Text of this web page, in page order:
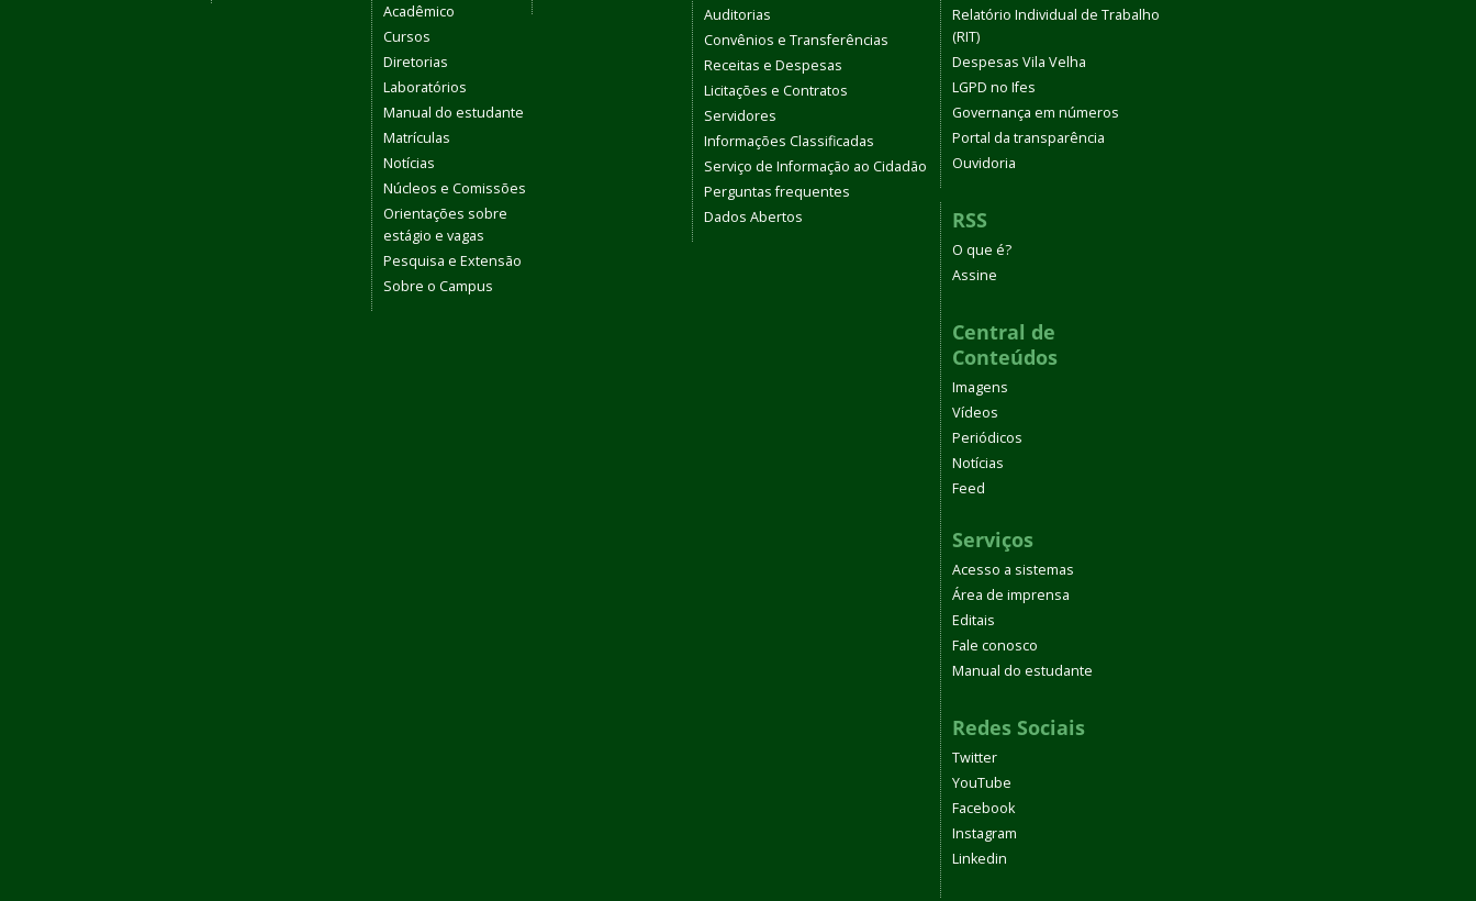
Acadêmico
Cursos
Diretorias
Laboratórios
Manual do estudante
Matrículas
Notícias
Núcleos e Comissões
Orientações sobre
estágio e vagas
Pesquisa e Extensão
Sobre o Campus
Auditorias
Convênios e Transferências
Receitas e Despesas
Licitações e Contratos
Servidores
Informações Classificadas
Serviço de Informação ao Cidadão
Perguntas frequentes
Dados Abertos
Relatório Individual de Trabalho
(RIT)
Despesas Vila Velha
LGPD no Ifes
Governança em números
Portal da transparência
Ouvidoria
RSS
O que é?
Assine
Central de
Conteúdos
Imagens
Vídeos
Periódicos
Notícias
Feed
Serviços
Acesso a sistemas
Área de imprensa
Editais
Fale conosco
Manual do estudante
Redes Sociais
Twitter
YouTube
Facebook
Instagram
Linkedin